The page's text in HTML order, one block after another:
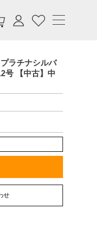
ラチナシルバ
号 【中古】中
せ